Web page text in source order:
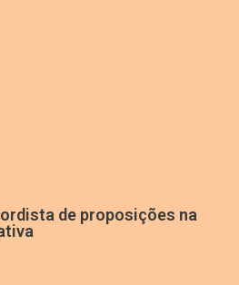
de proposições na